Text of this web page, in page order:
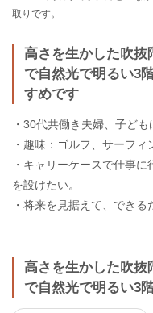
取りです。
高さを生かした吹抜
で自然光で明るい3
すめです
・30代共働き夫婦、子ど
・趣味：ゴルフ、サーフィ
・キャリーケースで仕事
を設けたい。
・将来を見据えて、できる
高さを生かした吹抜
で自然光で明るい3